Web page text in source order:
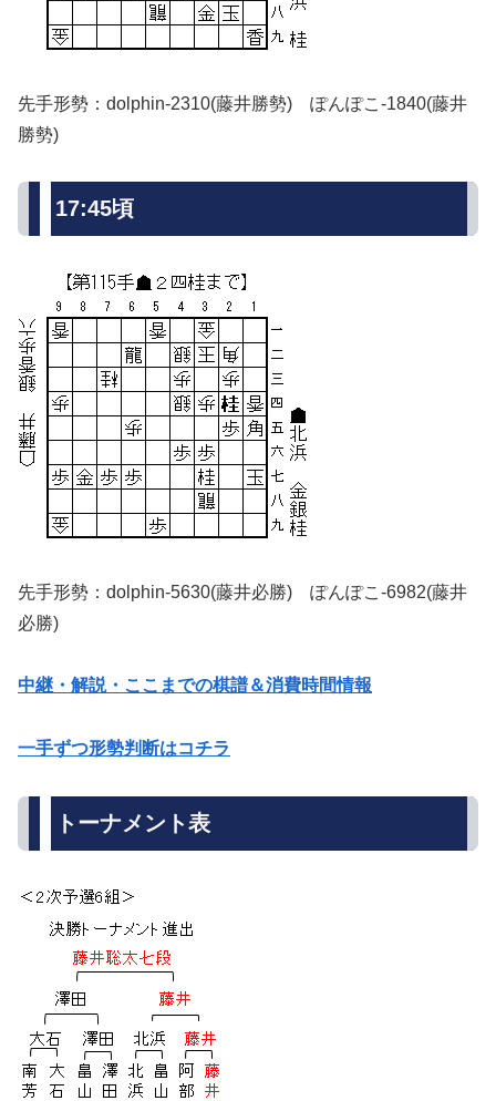
先手形勢：dolphin-2310(藤井勝勢) ぽんぽこ-1840(藤井
勝勢)
17:45頃
先手形勢：dolphin-5630(藤井必勝) ぽんぽこ-6982(藤井
必勝)
中継・解説・ここまでの棋譜＆消費時間情報
一手ずつ形勢判断はコチラ
トーナメント表